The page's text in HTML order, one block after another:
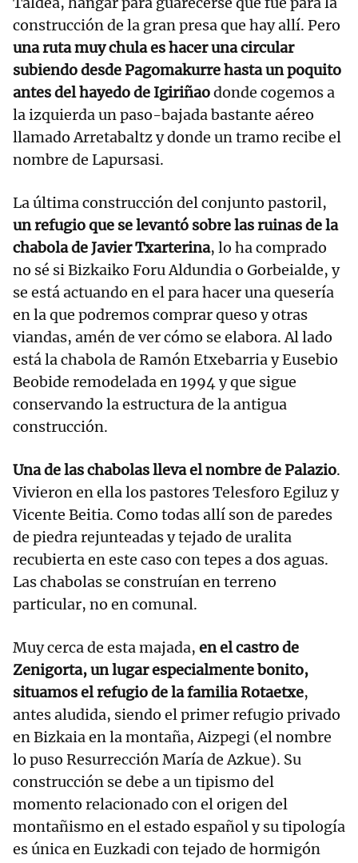
construcción de la gran presa que hay allí. Pero
una ruta muy chula es hacer una circular
subiendo desde Pagomakurre hasta un poquito
antes del hayedo de Igiriñaodonde cogemos a
la izquierda un paso-bajada bastante aéreo
llamado Arretabaltz y donde un tramo recibe el
nombre de Lapursasi.
La última construcción del conjunto pastoril,
un refugio que se levantó sobre las ruinas de la
chabola de Javier Txarterina, lo ha comprado
no sé si Bizkaiko Foru Aldundia o Gorbeialde, y
se está actuando en el para hacer una quesería
en la que podremos comprar queso y otras
viandas, amén de ver cómo se elabora. Al lado
está la chabola de Ramón Etxebarria y Eusebio
Beobide remodelada en 1994 y que sigue
conservando la estructura de la antigua
construcción.
Una de las chabolas lleva el nombre de Palazio.
Vivieron en ella los pastores Telesforo Egiluz y
Vicente Beitia. Como todas allí son de paredes
de piedra rejunteadas y tejado de uralita
recubierta en este caso con tepes a dos aguas.
Las chabolas se construían en terreno
particular, no en comunal.
Muy cerca de esta majada, en el castro de
Zenigorta, un lugar especialmente bonito,
situamos el refugio de la familia Rotaetxe,
antes aludida, siendo el primer refugio privado
en Bizkaia en la montaña, Aizpegi (el nombre
lo puso Resurrección María de Azkue). Su
construcción se debe a un tipismo del
momento relacionado con el origen del
montañismo en el estado español y su tipología
es única en Euzkadi con tejado de hormigón